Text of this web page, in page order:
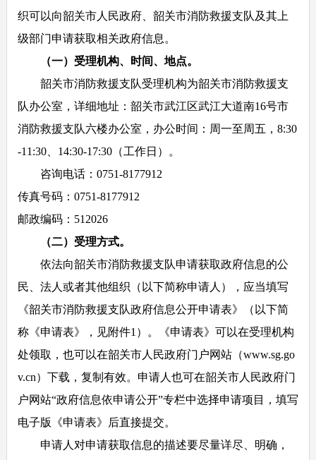
织可以向韶关市人民政府、韶关市消防救援支队及其上
级部门申请获取相关政府信息。
（一）受理机构、时间、地点。
韶关市消防救援支队受理机构为韶关市消防救援支
队办公室，详细地址：韶关市武江区武江大道南16号市
消防救援支队六楼办公室，办公时间：周一至周五，8:30
-11:30、14:30-17:30（工作日）。
咨询电话：0751-8177912
传真号码：0751-8177912
邮政编码：512026
（二）受理方式。
依法向韶关市消防救援支队申请获取政府信息的公
民、法人或者其他组织（以下简称申请人），应当填写
《韶关市消防救援支队政府信息公开申请表》（以下简
称《申请表》，见附件1）。《申请表》可以在受理机构
处领取，也可以在韶关市人民政府门户网站（www.sg.go
v.cn）下载，复制有效。申请人也可在韶关市人民政府门
户网站“政府信息依申请公开”专栏中选择申请项目，填写
电子版《申请表》后直接提交。
申请人对申请获取信息的描述要尽量详尽、明确，